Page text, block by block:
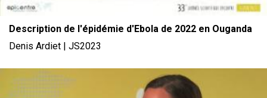
Description de l'épidémie d'Ebola de 2022 en Ouganda
Denis Ardiet | JS2023